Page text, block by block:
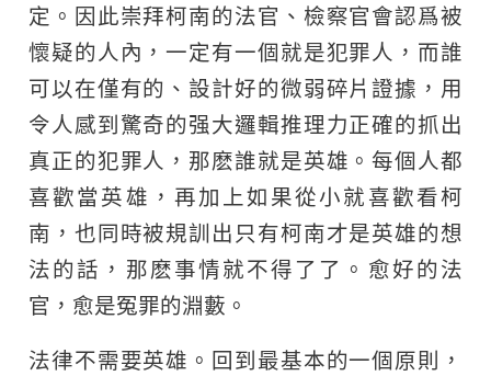
定。因此崇拜柯南的法官、檢察官會認爲被
懷疑的人內，一定有一個就是犯罪人，而誰
可以在僅有的、設計好的微弱碎片證據，用
令人感到驚奇的强大邏輯推理力正確的抓出
真正的犯罪人，那麽誰就是英雄。每個人都
喜歡當英雄，再加上如果從小就喜歡看柯
南，也同時被規訓出只有柯南才是英雄的想
法的話，那麽事情就不得了了。愈好的法
官，愈是冤罪的淵藪。
法律不需要英雄。回到最基本的一個原則，